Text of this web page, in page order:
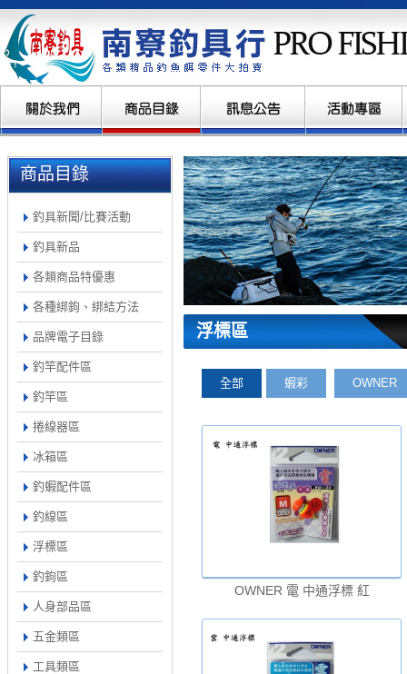
商品目錄
釣具新聞/比賽活動
釣具新品
各類商品特優惠
各種綁鉤、綁結方法
品牌電子目錄
釣竿配件區
釣竿區
捲線器區
冰箱區
釣蝦配件區
釣線區
浮標區
釣鉤區
人身部品區
五金類區
工具類區
浮標區
全部 蝦彩 OWNER
OWNER 電 中通浮標 紅